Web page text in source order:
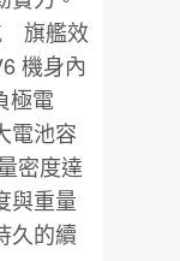
旗艦效
機身內
極電
電池容
密度達
與重量
久的續